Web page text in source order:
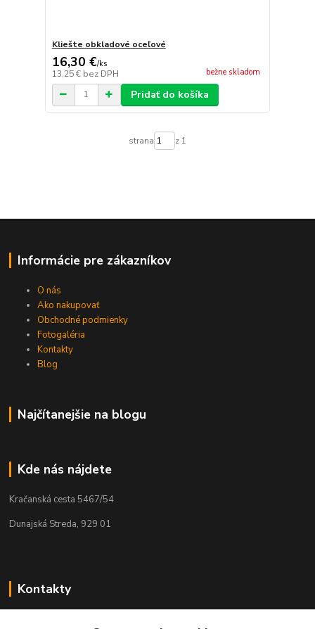
Kliešte obkladové oceľové
16,30 €/ks
13,25 € bez DPH bežne skladom
Pridať do košíka
strana z 1
Informácie pre zákazníkov
O nás
Ako nakupovať
Obchodné podmienky
Fotogaléria
Kontakty
Blog
Najčítanejšie na blogu
Kde nás nájdete
Kračanská cesta 5467/54
Dunajská Streda, 929 01
Kontakty